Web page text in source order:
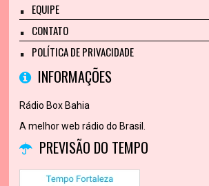
EQUIPE
CONTATO
POLÍTICA DE PRIVACIDADE
INFORMAÇÕES
Rádio Box Bahia
A melhor web rádio do Brasil.
PREVISÃO DO TEMPO